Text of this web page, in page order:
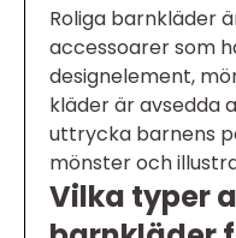
Roliga barnkläder
accessoarer som
designelement,
kläder är avsedda
uttrycka barnens
mönster och
Vilka typer